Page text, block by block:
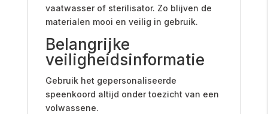
vaatwasser of sterilisator. Zo blijven de
materialen mooi en veilig in gebruik.
Belangrijke
veiligheidsinformatie
Gebruik het gepersonaliseerde
speenkoord altijd onder toezicht van een
volwassene.